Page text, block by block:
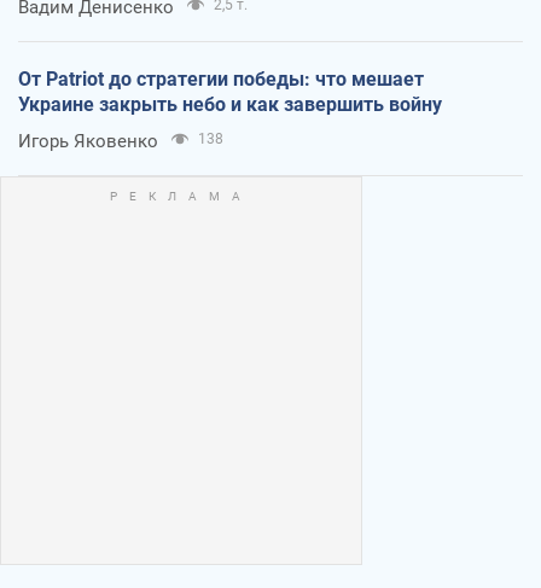
Вадим Денисенко 2,5 т.
От Patriot до стратегии победы: что мешает
Украине закрыть небо и как завершить войну
Игорь Яковенко 138